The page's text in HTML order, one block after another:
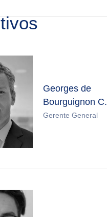
Georges de
Bourguignon C.
Gerente General